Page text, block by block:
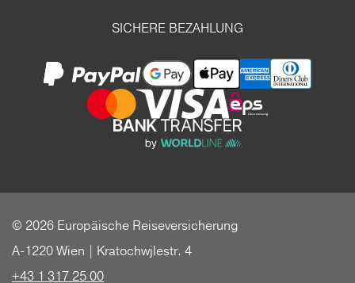
SICHERE BEZAHLUNG
© 2026 Europäische Reiseversicherung
A-1220 Wien | Kratochwjlestr. 4
+43 1 317 25 00